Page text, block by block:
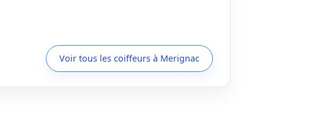
Voir tous les coiffeurs à Merignac